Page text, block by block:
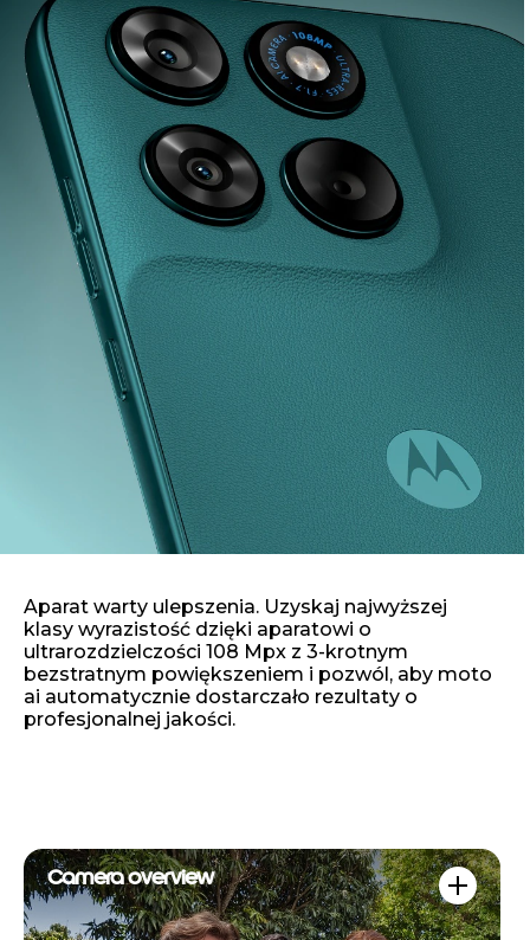
Aparat warty ulepszenia. Uzyskaj najwyższej
klasy wyrazistość dzięki aparatowi o
ultrarozdzielczości 108 Mpx z 3-krotnym
bezstratnym powiększeniem i pozwól, aby moto
ai automatycznie dostarczało rezultaty o
profesjonalnej jakości.
Camera overview